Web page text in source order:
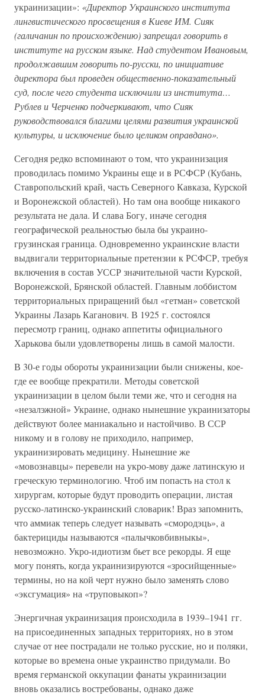
украинизации»: «Директор Украинского института
лингвистического просвещения в Киеве ИМ. Сияк
(галичанин по происхождению) запрещал говорить в
институте на русском языке. Над студентом Ивановым,
продолжавшим говорить по-русски, по инициативе
директора был проведен общественно-показательный
суд, после чего студента исключили из института…
Рублев и Черченко подчеркивают, что Сияк
руководствовался благими целями развития украинской
культуры, и исключение было целиком оправдано».
Сегодня редко вспоминают о том, что украинизация
проводилась помимо Украины еще и в РСФСР (Кубань,
Ставропольский край, часть Северного Кавказа, Курской
и Воронежской областей). Но там она вообще никакого
результата не дала. И слава Богу, иначе сегодня
географической реальностью была бы украино-
грузинская граница. Одновременно украинские власти
выдвигали территориальные претензии к РСФСР, требуя
включения в состав УССР значительной части Курской,
Воронежской, Брянской областей. Главным лоббистом
территориальных приращений был «гетман» советской
Украины Лазарь Каганович. В 1925 г. состоялся
пересмотр границ, однако аппетиты официального
Харькова были удовлетворены лишь в самой малости.
В 30-е годы обороты украинизации были снижены, кое-
где ее вообще прекратили. Методы советской
украинизации в целом были теми же, что и сегодня на
«незалэжной» Украине, однако нынешние украинизаторы
действуют более маниакально и настойчиво. В ССР
никому и в голову не приходило, например,
украинизировать медицину. Нынешние же
«мовознавцы» перевели на укро-мову даже латинскую и
греческую терминологию. Чтоб им попасть на стол к
хирургам, которые будут проводить операции, листая
русско-латинско-украинский словарик! Враз запомнить,
что аммиак теперь следует называть «смородэць», а
бактерициды называются «палычковбивныкы»,
невозможно. Укро-идиотизм бьет все рекорды. Я еще
могу понять, когда украинизируются «зросийщенные»
термины, но на кой черт нужно было заменять слово
«эксгумация» на «труповыкоп»?
Энергичная украинизация происходила в 1939–1941 гг.
на присоединенных западных территориях, но в этом
случае от нее пострадали не только русские, но и поляки,
которые во времена оные украинство придумали. Во
время германской оккупации фанаты украинизации
вновь оказались востребованы, однако даже